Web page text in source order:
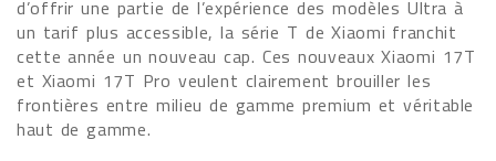
d’offrir une partie de l’expérience des modèles Ultra à
un tarif plus accessible, la série T de Xiaomi franchit
cette année un nouveau cap. Ces nouveaux Xiaomi 17T
et Xiaomi 17T Pro veulent clairement brouiller les
frontières entre milieu de gamme premium et véritable
haut de gamme.